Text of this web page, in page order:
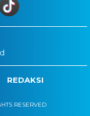
REDAKSI
RESERVED